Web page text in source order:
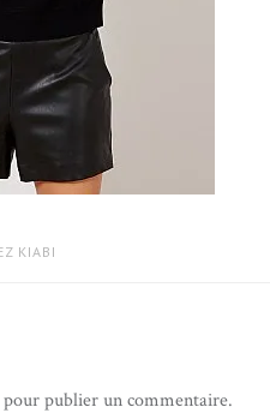
KIABI
pour publier un commentaire.